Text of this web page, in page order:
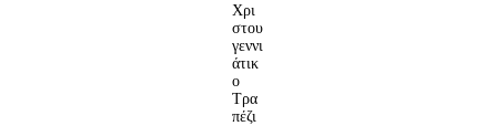
Χρι
στου
γεννι
άτικ
ο
Τρα
πέζι